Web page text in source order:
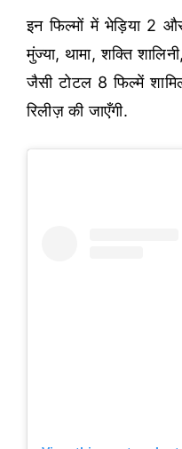
इन फिल्मों में भेड़िया 2
मुंज्या, थामा, शक्ति
जैसी टोटल 8 फिल्में
रिलीज़ की जाएँगी.